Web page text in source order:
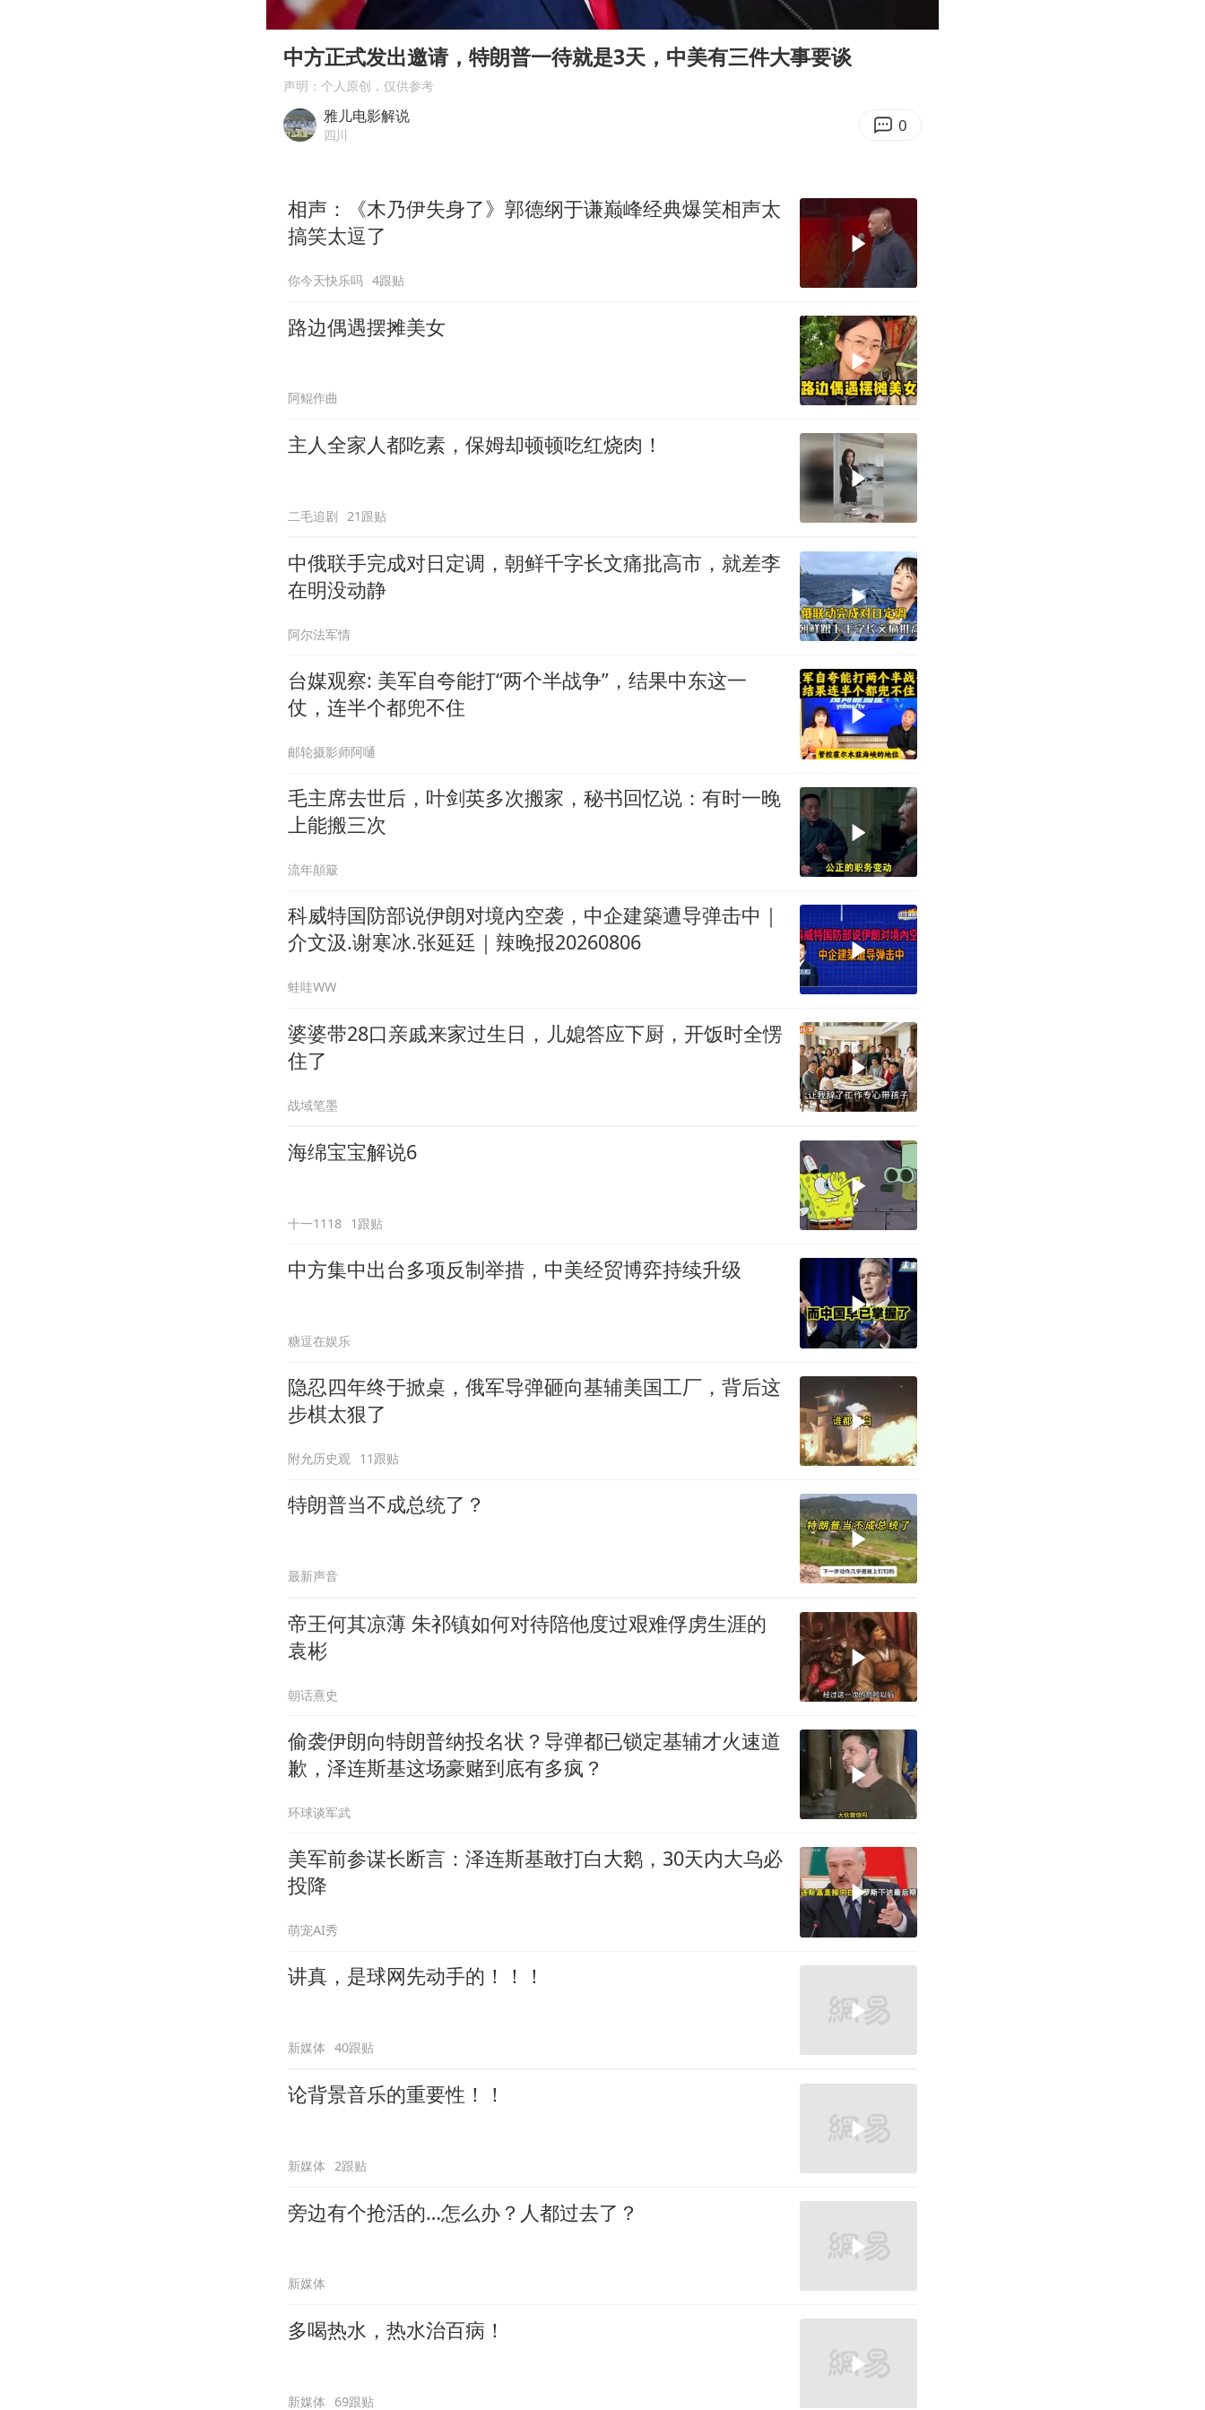
茅台部分直营店飞天茅台提价
酒店回应车内过夜被收150元
Play
00:00
中方正式发出邀请，特朗普一待就是3天，中美有三件大事要谈
声明：个人原创，仅供参考
雅儿电影解说
四川 0
相声：《木乃伊失身了》郭德纲于谦巅峰经典爆笑相声太
搞笑太逗了
你今天快乐吗 4跟贴
路边偶遇摆摊美女
阿鲲作曲
主人全家人都吃素，保姆却顿顿吃红烧肉！
二毛追剧 21跟贴
中俄联手完成对日定调，朝鲜千字长文痛批高市，就差李
在明没动静
阿尔法军情
台媒观察: 美军自夸能打“两个半战争”，结果中东这一
仗，连半个都兜不住
邮轮摄影师阿嗵
毛主席去世后，叶剑英多次搬家，秘书回忆说：有时一晚
上能搬三次
流年顛簸
科威特国防部说伊朗对境內空袭，中企建築遭导弹击中｜
介文汲.谢寒冰.张延廷｜辣晚报20260806
蛙哇WW
婆婆带28口亲戚来家过生日，儿媳答应下厨，开饭时全愣
住了
战域笔墨
海绵宝宝解说6
十一1118 1跟贴
中方集中出台多项反制举措，中美经贸博弈持续升级
糖逗在娱乐
隐忍四年终于掀桌，俄军导弹砸向基辅美国工厂，背后这
步棋太狠了
附允历史观 11跟贴
特朗普当不成总统了？
最新声音
帝王何其凉薄 朱祁镇如何对待陪他度过艰难俘虏生涯的
袁彬
朝话熹史
偷袭伊朗向特朗普纳投名状？导弹都已锁定基辅才火速道
歉，泽连斯基这场豪赌到底有多疯？
环球谈军武
美军前参谋长断言：泽连斯基敢打白大鹅，30天内大乌必
投降
萌宠AI秀
讲真，是球网先动手的！！！
新媒体 40跟贴
论背景音乐的重要性！！
新媒体 2跟贴
旁边有个抢活的…怎么办？人都过去了？
新媒体
多喝热水，热水治百病！
新媒体 69跟贴